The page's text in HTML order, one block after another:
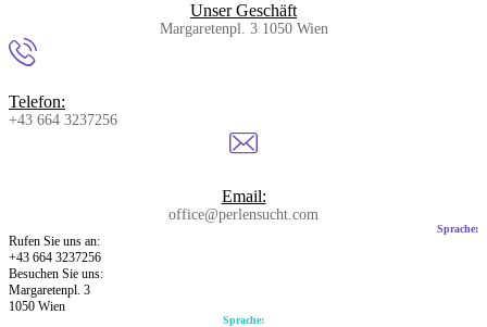
Unser Geschäft
Margaretenpl. 3 1050 Wien
Telefon:
+43 664 3237256
Email:
office@perlensucht.com
Sprache:
Rufen Sie uns an:
+43 664 3237256
Besuchen Sie uns:
Margaretenpl. 3
1050 Wien
Sprache: